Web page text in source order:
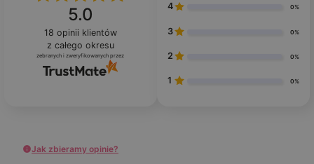
5.0
18 opinii klientów
z całego okresu
zebranych i zweryfikowanych przez
4 0%
3 0%
2 0%
1 0%
Jak zbieramy opinie?